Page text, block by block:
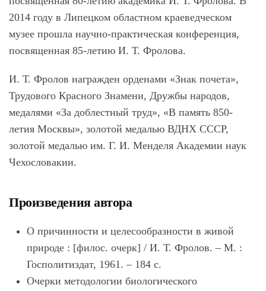
2014 году в Липецком областном краеведческом
музее прошла научно-практическая конференция,
посвященная 85-летию И. Т. Фролова.
И. Т. Фролов награжден орденами «Знак почета»,
Трудового Красного Знамени, Дружбы народов,
медалями «За доблестный труд», «В память 850-
летия Москвы», золотой медалью ВДНХ СССР,
золотой медалью им. Г. И. Менделя Академии наук
Чехословакии.
Произведения автора
О причинности и целесообразности в живой
природе : [филос. очерк] / И. Т. Фролов. – М. :
Госполитиздат, 1961. – 184 с.
Очерки методологии биологического